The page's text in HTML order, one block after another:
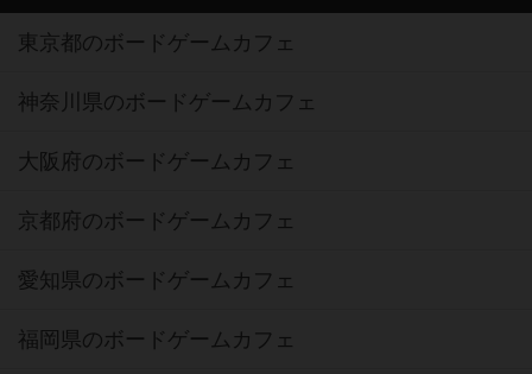
東京都のボードゲームカフェ
神奈川県のボードゲームカフェ
大阪府のボードゲームカフェ
京都府のボードゲームカフェ
愛知県のボードゲームカフェ
福岡県のボードゲームカフェ